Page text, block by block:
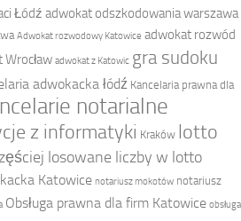
Łódź adwokat odszkodowania warszawa
Adwokat rozwodowy Katowice adwokat rozwód
adwokat z Katowic gra sudoku
adwokacka łódź Kancelaria prawna dla
notarialne
z informatyki Kraków lotto
losowane liczby w lotto
Katowice notariusz mokotów notariusz
Obsługa prawna dla firm Katowice obsługa